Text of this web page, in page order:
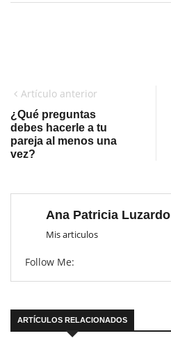
Artículo anterior
¿Qué preguntas
debes hacerle a tu
pareja al menos una
vez?
Ana Patricia Luzardo
Mis articulos
Follow Me:
ARTÍCULOS RELACIONADOS